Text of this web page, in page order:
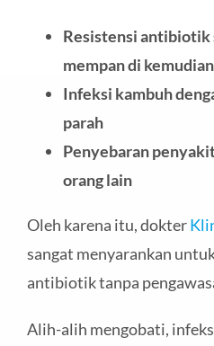
Resistensi antibiotik
mempan di
Infeksi kambuh
parah
Penyebaran
orang lain
Oleh karena itu, dokter
sangat menyarankan
antibiotik tanpa
Alih-alih mengobati,